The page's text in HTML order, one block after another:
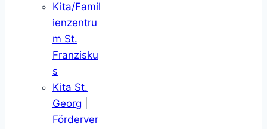
Kita/Famil
ienzentru
m St.
Franzisku
s
Kita St.
Georg
Förderver